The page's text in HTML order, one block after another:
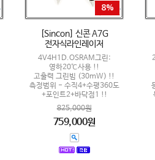
8%
[Sincon] 신콘 A7G
전자식라인레이저
4V4H1D.OSRAM그린:
영하20℃사용 !!
고출력 그린빔 (30mW) !!
측정범위 - 수직4+수평360도
+포인트2+바닥점1 !!
825,000원
759,000원